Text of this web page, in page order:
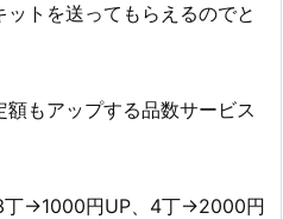
トを送ってもらえるのでと
もアップする品数サービス
→1000円UP、4丁→2000円